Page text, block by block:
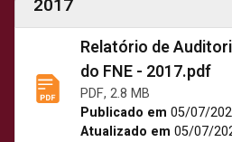
2017
Relatório de
do FNE - 2017.pdf
PDF, 2.8 MB
Publicado em 05/07/
Atualizado em 05/07/